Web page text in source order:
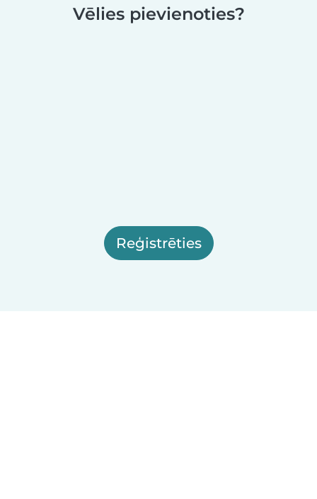
Vēlies pievienoties?
Reģistrēties